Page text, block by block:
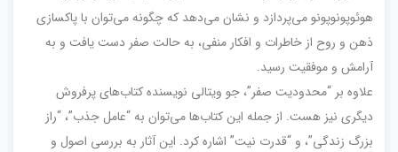
هوئوپونوپونو می‌پردازد و نشان می‌دهد که چگونه می‌توان با پاکسازی
ذهن و روح از خاطرات و افکار منفی، به حالت صفر دست یافت و به
آرامش و موفقیت رسید.
علاوه بر “محدودیت صفر”، جو ویتالی نویسنده کتاب‌های پرفروش
دیگری نیز هست. از جمله این کتاب‌ها می‌توان به “عامل جذب”، “راز
بزرگ زندگی”، و “قدرت نیت” اشاره کرد. این آثار به بررسی اصول و